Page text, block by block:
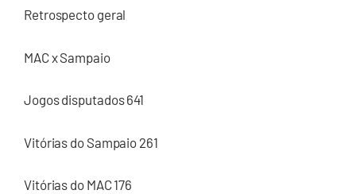
Retrospecto geral
MAC x Sampaio
Jogos disputados 641
Vitórias do Sampaio 261
Vitórias do MAC 176